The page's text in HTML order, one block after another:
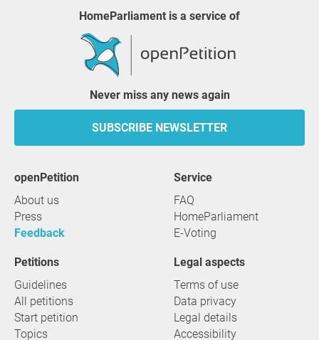
HomeParliament is a service of
Never miss any news again
SUBSCRIBE NEWSLETTER
openPetition
About us
Press
Feedback
service
FAQ
HomeParliament
E-Voting
Petitions
Guidelines
All petitions
Start petition
Topics
Legal aspects
Terms of use
Data privacy
Legal details
Accessibility